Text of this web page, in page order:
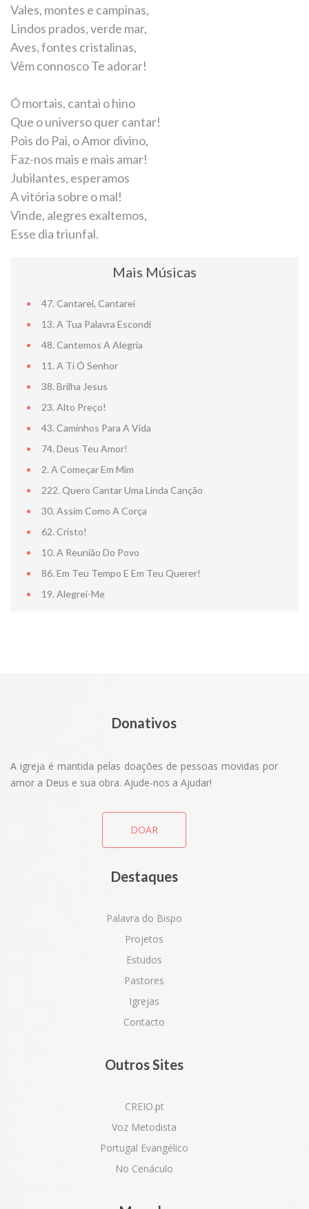
Vales, montes e campinas,
Lindos prados, verde mar,
Aves, fontes cristalinas,
Vêm connosco Te adorar!
Ó mortais, cantai o hino
Que o universo quer cantar!
Pois do Pai, o Amor divino,
Faz-nos mais e mais amar!
Jubilantes, esperamos
A vitória sobre o mal!
Vinde, alegres exaltemos,
Esse dia triunfal.
Mais Músicas
47. Cantarei, Cantarei
13. A Tua Palavra Escondi
48. Cantemos A Alegria
11. A Ti Ó Senhor
38. Brilha Jesus
23. Alto Preço!
43. Caminhos Para A Vida
74. Deus Teu Amor!
2. A Começar Em Mim
222. Quero Cantar Uma Linda Canção
30. Assim Como A Corça
62. Cristo!
10. A Reunião Do Povo
86. Em Teu Tempo E Em Teu Querer!
19. Alegrei-Me
Donativos
A igreja é mantida pelas doações de pessoas movidas por
amor a Deus e sua obra. Ajude-nos a Ajudar!
DOAR
Destaques
Palavra do Bispo
Projetos
Estudos
Pastores
Igrejas
Contacto
Outros Sites
CREIO.pt
Voz Metodista
Portugal Evangélico
No Cenáculo